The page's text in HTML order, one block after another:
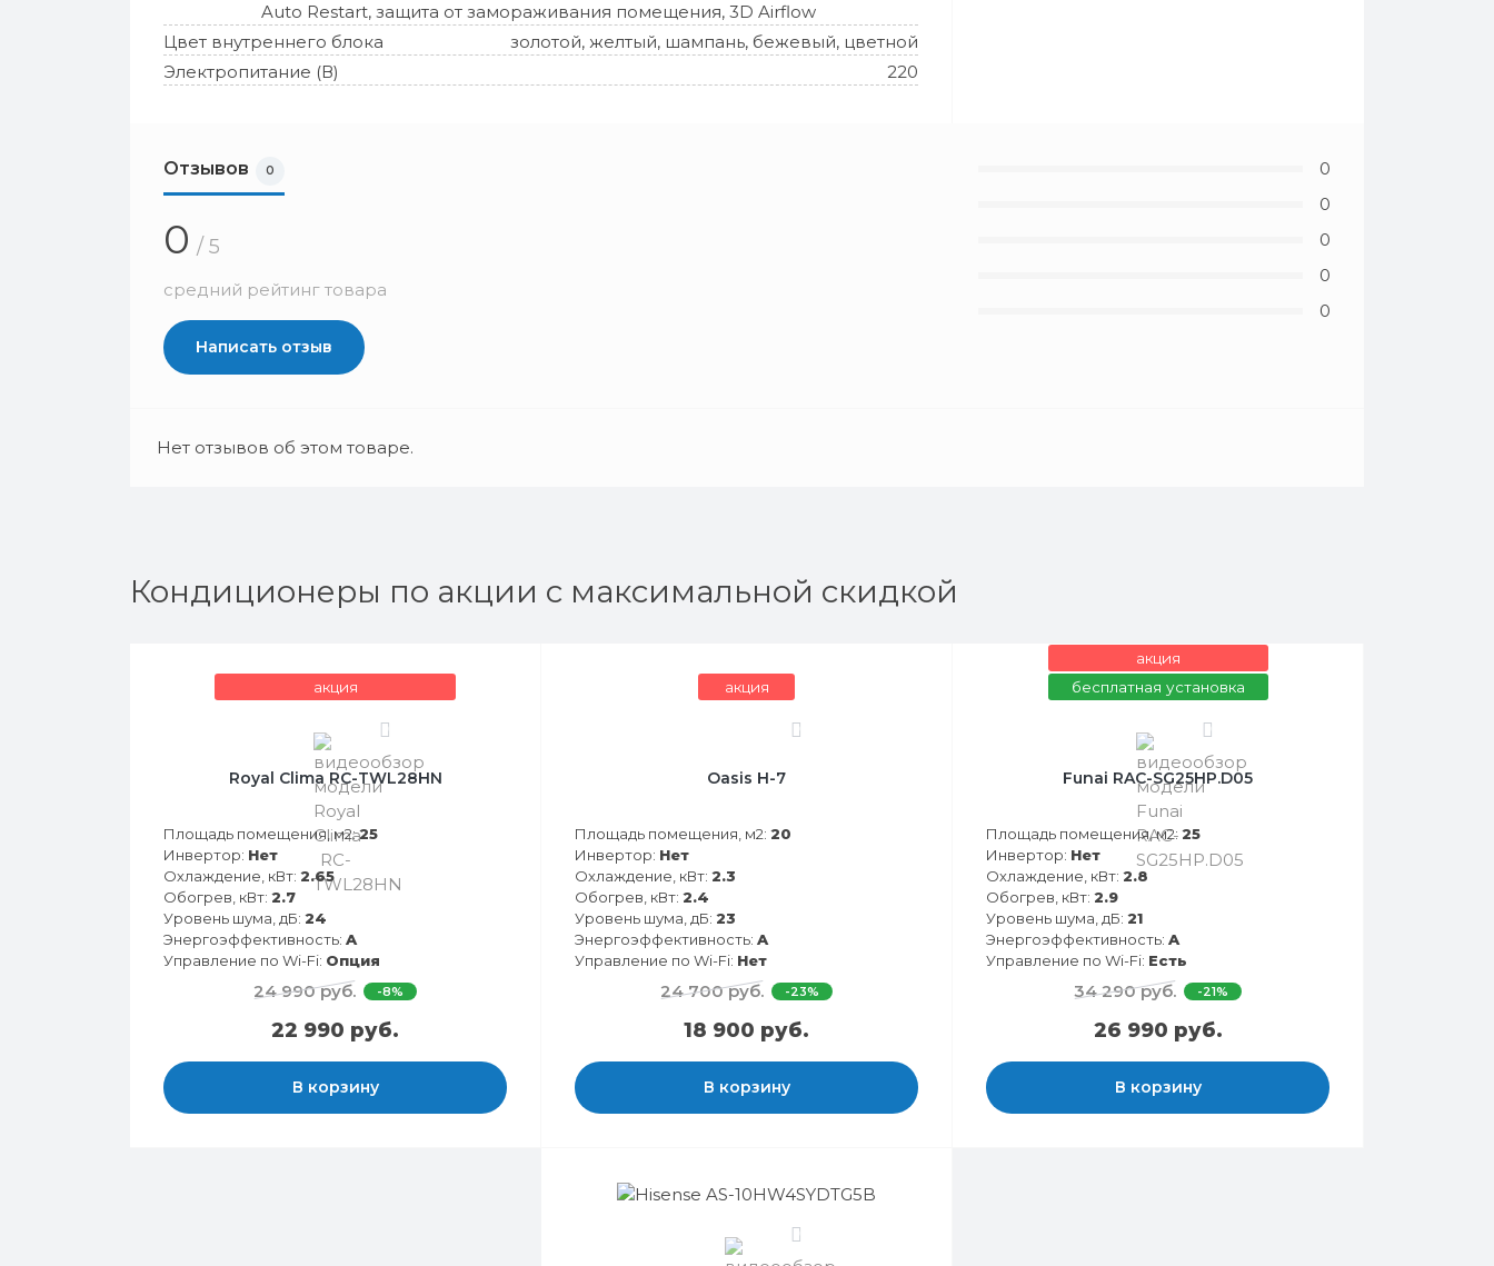
Auto Restart, защита от замораживания помещения, 3D Airflow
Цвет внутреннего блока
золотой, желтый, шампань, бежевый, цветной
Электропитание (В)
220
Отзывов 0
0 / 5
средний рейтинг товара
Написать отзыв
0
0
0
0
0
Нет отзывов об этом товаре.
Кондиционеры по акции с максимальной скидкой
акция
0
Royal Clima RC-TWL28HN
Площадь помещения, м2:25
Инвертор: Нет
Охлаждение, кВт: 2.65
Обогрев, кВт: 2.7
Уровень шума, дБ: 24
Энергоэффективность: A
Управление по Wi-Fi: Опция
24 990 руб. -8%
22 990 руб.
В корзину
акция
0
Oasis H-7
Площадь помещения, м2: 20
Инвертор: Нет
Охлаждение, кВт: 2.3
Обогрев, кВт: 2.4
Уровень шума, дБ: 23
Энергоэффективность: A
Управление по Wi-Fi: Нет
24 700 руб. -23%
18 900 руб.
В корзину
акция
бесплатная установка
0
Funai RAC-SG25HP.D05
Площадь помещения, м2:25
Инвертор: Нет
Охлаждение, кВт: 2.8
Обогрев, кВт: 2.9
Уровень шума, дБ: 21
Энергоэффективность: A
Управление по Wi-Fi: Есть
34 290 руб. -21%
26 990 руб.
В корзину
0